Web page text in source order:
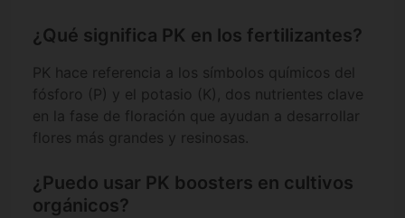
¿Qué significa PK en los fertilizantes?
PK hace referencia a los símbolos químicos del
fósforo (P) y el potasio (K), dos nutrientes clave
en la fase de floración que ayudan a desarrollar
flores más grandes y resinosas.
¿Puedo usar PK boosters en cultivos
orgánicos?